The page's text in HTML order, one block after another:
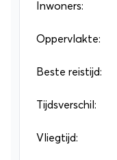
Inwoners:
Oppervlakte:
Beste reistijd:
Tijdsverschil:
Vliegtijd: